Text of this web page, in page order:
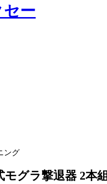
ング
モグラ撃退器 2本組